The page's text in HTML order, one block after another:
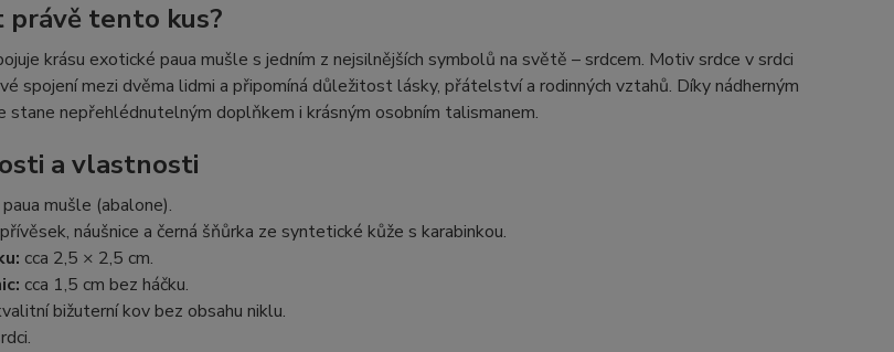
právě tento kus?
krásu exotické paua mušle s jedním z nejsilnějších symbolů na světě – srdcem. Motiv srdce v srdci
spojení mezi dvěma lidmi a připomíná důležitost lásky, přátelství a rodinných vztahů. Díky nádherným
stane nepřehlédnutelným doplňkem i krásným osobním talismanem.
a vlastnosti
mušle (abalone).
přívěsek, náušnice a černá šňůrka ze syntetické kůže s karabinkou.
cca 2,5 × 2,5 cm.
cca 1,5 cm bez háčku.
bižuterní kov bez obsahu niklu.